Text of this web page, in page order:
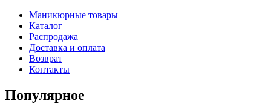
Маникюрные товары
Каталог
Распродажа
Доставка и оплата
Возврат
Контакты
Популярное